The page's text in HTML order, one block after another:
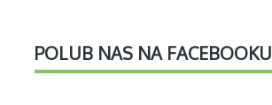
POLUB NAS NA FACEBOOKU